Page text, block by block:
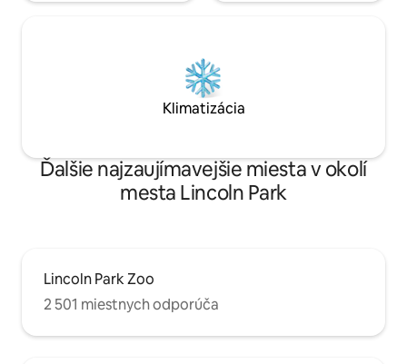
Klimatizácia
Ďalšie najzaujímavejšie miesta v okolí
mesta Lincoln Park
Lincoln Park Zoo
2 501 miestnych odporúča